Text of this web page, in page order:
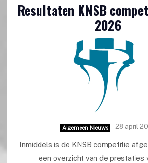
Resultaten KNSB
2026
Algemeen Nieuws 28 april
Inmiddels is de KNSB competitie
een overzicht van de prestaties